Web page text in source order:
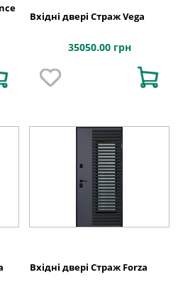
Вхідні двері Страж Vega
35050.00 грн
Вхідні двері Страж Forza